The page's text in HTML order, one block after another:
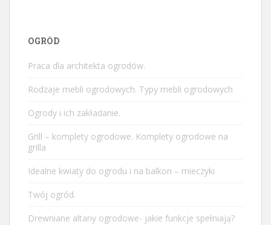
OGRÓD
Praca dla architekta ogrodów.
Rodzaje mebli ogrodowych. Typy mebli ogrodowych
Ogrody i ich zakładanie.
Grill – komplety ogrodowe. Komplety ogrodowe na
grilla
Idealne kwiaty do ogrodu i na balkon – mieczyki
Twój ogród.
Drewniane altany ogrodowe- jakie funkcje spełniają?